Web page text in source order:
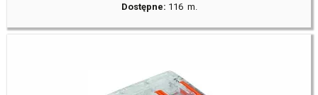
Dostępne: 116 m.